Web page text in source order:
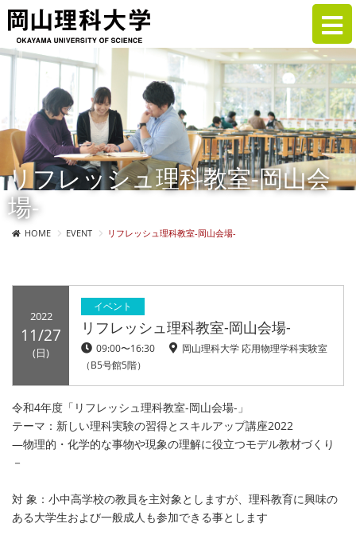
リフレッシュ理科教室-岡山会
場-
HOME EVENT リフレッシュ理科教室-岡山会場-
2022
11/27
(日)
イベント
リフレッシュ理科教室-岡山会場-
09:00〜16:30
岡山理科大学 応用物理学科実験室
（B5号館5階）
令和4年度「リフレッシュ理科教室-岡山会場-」
テーマ：新しい理科実験の習得とスキルアップ講座2022
―物理的・化学的な事物や現象の理解に役立つモデル教材づくり
－
対 象：小中高学校の教員を主対象としますが、理科教育に興味の
ある大学生および一般成人も参加できる事とします